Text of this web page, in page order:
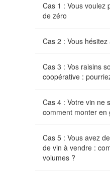
Cas 1 : Vous voulez
de zéro
Cas 2 : Vous
Cas 3 : Vos raisins
coopérative :
Cas 4 : Votre vin ne
comment monter en
Cas 5 : Vous avez
de vin à vendre :
volumes ?